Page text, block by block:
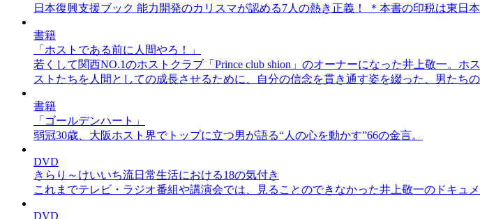
日本復興支援ブック 能力開発のカリスマが認める7人の熱き正義！ ＊本書の印税は東日
書籍
「ホストである前に人間やろ！」
若くして関西NO.1のホストクラブ「Prince club shion」のオーナーになった井上敬一。
ストたちを人間としての成長させるために、自分の信念を貫き通す姿を綴った、男たち
書籍
「ゴールデンハート」
弱冠30歳、大阪ホスト界でトップに立つ男が語る“人の心を動かす”66の金言。
DVD
きらり～けいいち流日常生活における18の気付き
これまでテレビ・ラジオ番組や講演会では、見ることのできなかった井上敬一のドキュ
DVD